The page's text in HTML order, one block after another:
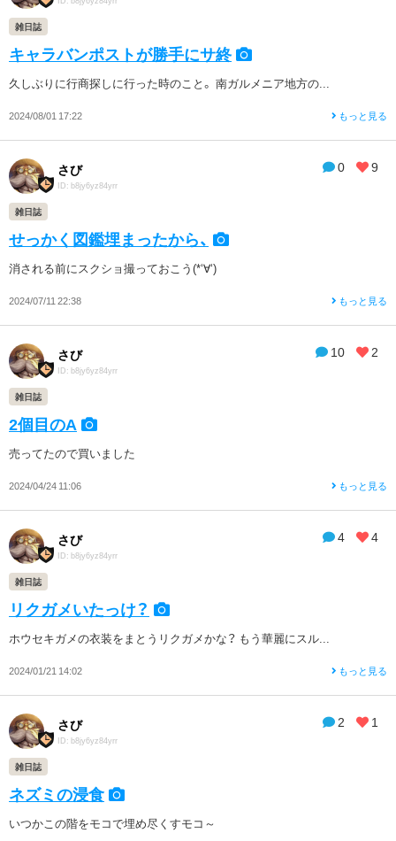
雑日誌
キャラバンポストが勝手にサ終
久しぶりに行商探しに行った時のこと。 南ガルメニア地方の...
2024/08/01 17:22 もっと見る
0 9
さび
ID: b8jy6yz84yrr
雑日誌
せっかく図鑑埋まったから、
消される前にスクショ撮っておこう(*‘∀‘)
2024/07/11 22:38 もっと見る
10 2
さび
ID: b8jy6yz84yrr
雑日誌
2個目のA
売ってたので買いました
2024/04/24 11:06 もっと見る
4 4
さび
ID: b8jy6yz84yrr
雑日誌
リクガメいたっけ？
ホウセキガメの衣装をまとうリクガメかな？ もう華麗にスル...
2024/01/21 14:02 もっと見る
2 1
さび
ID: b8jy6yz84yrr
雑日誌
ネズミの浸食
いつかこの階をモコで埋め尽くすモコ～